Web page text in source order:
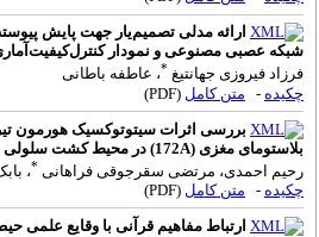
ارائه مدلی تصمیم‌یار جهت پایش پیوسته
شبکه عصبی مصنوعی و نمودار کنترل‌کیفیت‌آماری
فرزاد فیروزی جهانتیغ ، عاطفه باطانی
چکیده - متن کامل(PDF)
بلاستومای مغزی (172A) در محیط کشت سلولی
رحیم احمدی، مرتضی سقرجوقی فراهانی ، بابک
چکیده - متن کامل(PDF)
ارتباط مفاهیم قرآنی با وقایع علمی حیطه